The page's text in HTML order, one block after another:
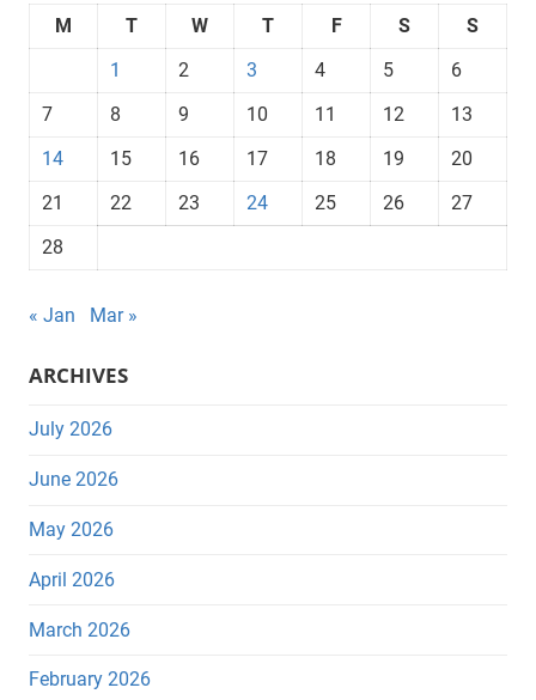
M
T W T F S
S
1
2 3 4 5
6
7
8 9 10 11 12
13
14
15 16 17 18 19
20
21
22 23 24 25 26
27
28
« Jan Mar »
ARCHIVES
July 2026
June 2026
May 2026
April 2026
March 2026
February 2026